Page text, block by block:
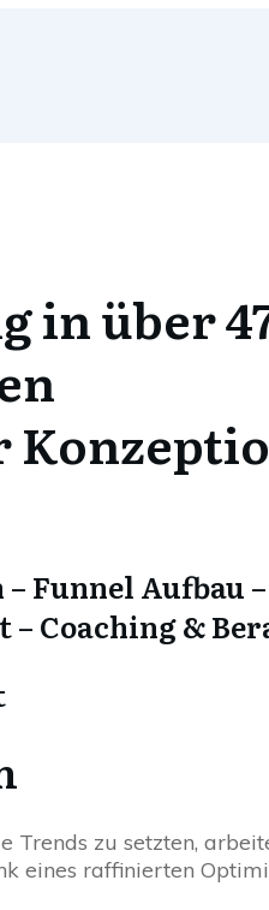
in über
Funnel Aufbau
Coaching &
zu setzten,
eines raffinierten